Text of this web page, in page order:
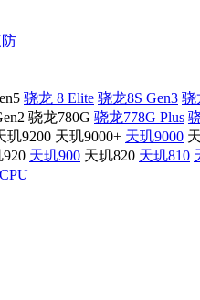
骁龙 8 Elite 骁龙8S Gen3 骁
骁龙780G 骁龙778G Plus
玑9200 天玑9000+ 天玑9000
天玑900 天玑820 天玑810